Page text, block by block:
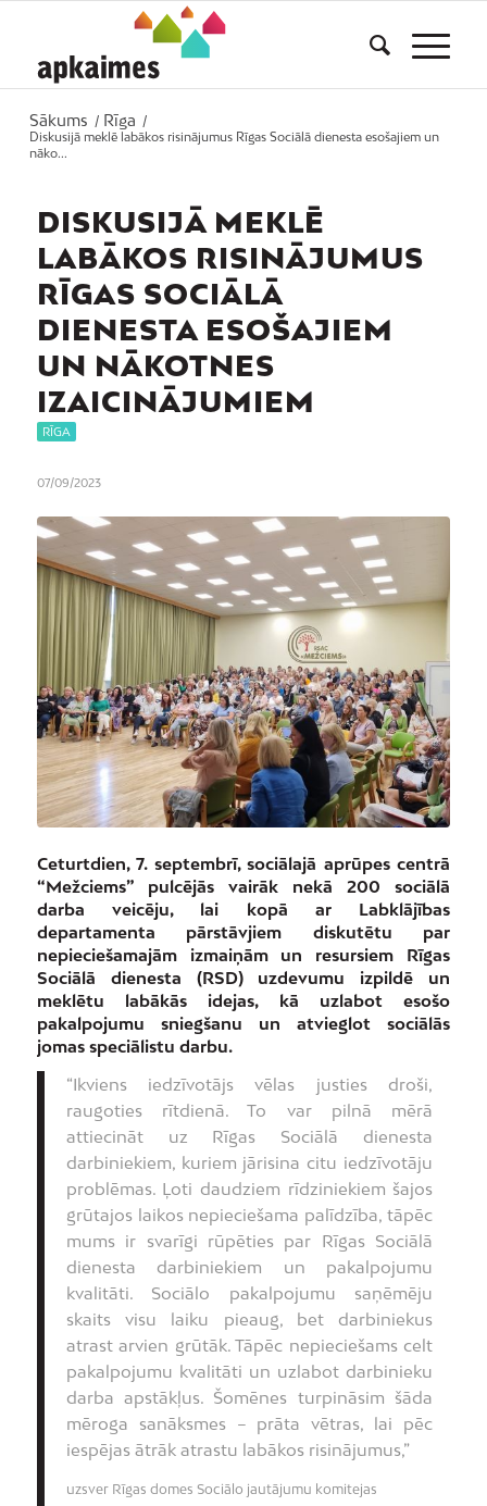
Sākums / Rīga
/
Diskusijā meklē labākos risinājumus Rīgas Sociālā dienesta esošajiem un
nāko...
DISKUSIJĀ MEKLĒ
LABĀKOS RISINĀJUMUS
RĪGAS SOCIĀLĀ
DIENESTA ESOŠAJIEM
UN NĀKOTNES
IZAICINĀJUMIEM
RĪGA
07/09/2023
Ceturtdien, 7. septembrī, sociālajā aprūpes centrā
“Mežciems” pulcējās vairāk nekā 200 sociālā
darba veicēju, lai kopā ar Labklājības
departamenta pārstāvjiem diskutētu par
nepieciešamajām izmaiņām un resursiem Rīgas
Sociālā dienesta (RSD) uzdevumu izpildē un
meklētu labākās idejas, kā uzlabot esošo
pakalpojumu sniegšanu un atvieglot sociālās
jomas speciālistu darbu.
“Ikviens iedzīvotājs vēlas justies droši,
raugoties rītdienā. To var pilnā mērā
attiecināt uz Rīgas Sociālā dienesta
darbiniekiem, kuriem jārisina citu iedzīvotāju
problēmas. Ļoti daudziem rīdziniekiem šajos
grūtajos laikos nepieciešama palīdzība, tāpēc
mums ir svarīgi rūpēties par Rīgas Sociālā
dienesta darbiniekiem un pakalpojumu
kvalitāti. Sociālo pakalpojumu saņēmēju
skaits visu laiku pieaug, bet darbiniekus
atrast arvien grūtāk. Tāpēc nepieciešams celt
pakalpojumu kvalitāti un uzlabot darbinieku
darba apstākļus. Šomēnes turpināsim šāda
mēroga sanāksmes – prāta vētras, lai pēc
iespējas ātrāk atrastu labākos risinājumus,”
uzsver Rīgas domes Sociālo jautājumu komitejas